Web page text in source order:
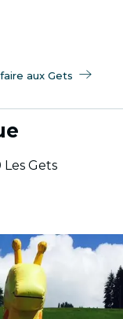
aux Gets
Gets